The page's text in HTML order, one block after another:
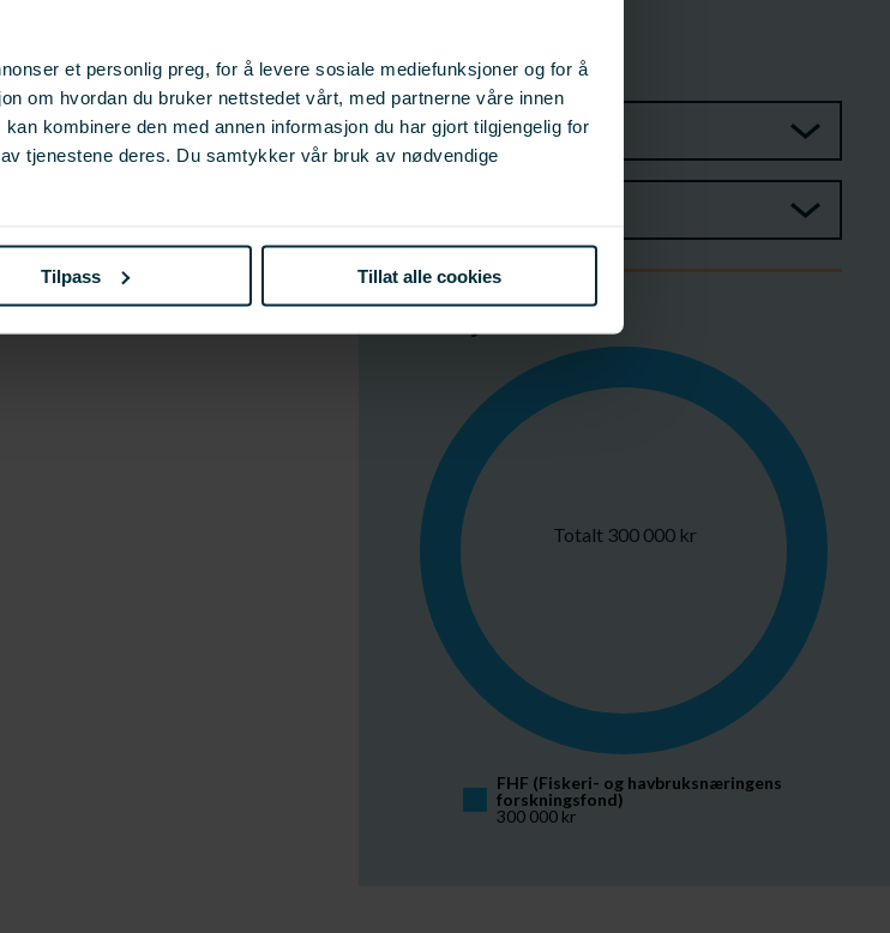
et personlig preg, for å levere sosiale mediefunksjoner og for å
om hvordan du bruker nettstedet vårt, med partnerne våre innen
kombinere den med annen informasjon du har gjort tilgjengelig for
tjenestene deres. Du samtykker vår bruk av nødvendige
Tilpass Tillat alle cookies
55 23 85 54
Prosjektgruppe
Totalt 300 000 kr
FHF (Fiskeri- og havbruksnæringens
forskningsfond)
300 000 kr